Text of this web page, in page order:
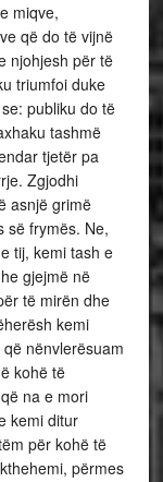
miqve,
që do të vijnë
njohjesh për të
triumfoi duke
publiku do të
tashmë
tjetër pa
Zgjodhi
asnjë grimë
së frymës. Ne,
tij, kemi tash e
gjejmë në
të mirën dhe
kemi
nënvlerësuam
kohë të
na e mori
kemi ditur
për kohë të
përmes